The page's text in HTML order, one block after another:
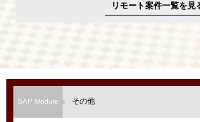
リモート案件一覧を見
SAP Module その他